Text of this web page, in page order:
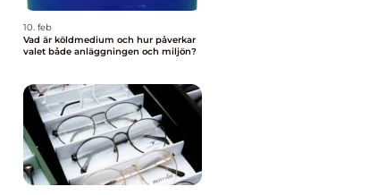
10. feb
Vad är köldmedium och hur påverkar
valet både anläggningen och miljön?